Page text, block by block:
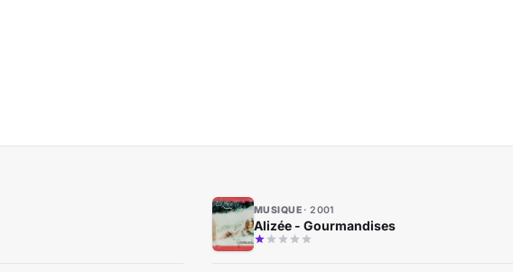
MUSIQUE 2001
Alizée - Gourmandises